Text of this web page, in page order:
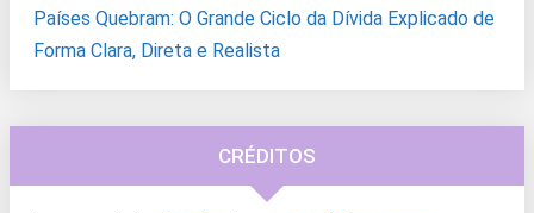
Países Quebram: O Grande Ciclo da Dívida Explicado de
Forma Clara, Direta e Realista
CRÉDITOS